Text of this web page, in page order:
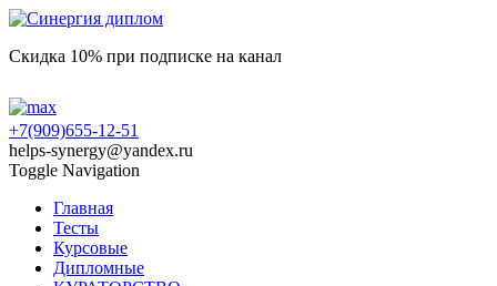
Скидка 10% при подписке на канал
+7(909)655-12-51
helps-synergy@yandex.ru
Toggle Navigation
Главная
Тесты
Курсовые
Дипломные